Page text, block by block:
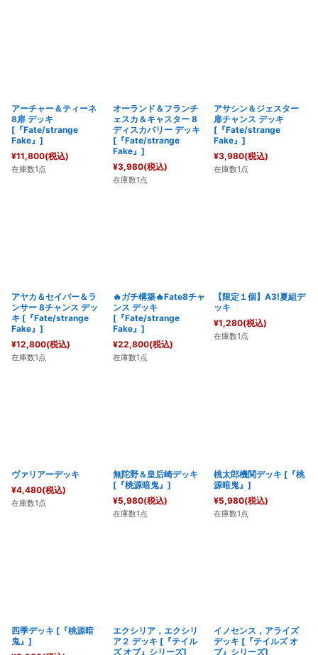
アーチャー＆ティーネ
8扉 デッキ
[ 『Fate/strange
Fake』 ]
¥11,800(税込)
在庫数1点
オーランド＆フランチ
ェスカ＆キャスター 8
ディスカバリー デッキ
[『Fate/strange
Fake』 ]
¥3,980(税込)
在庫数1点
アサシン＆ジェスター
扉チャンス デッキ
[ 『Fate/strange
Fake』]
¥3,980(税込)
在庫数1点
アヤカ＆セイバー＆ラ
ンサー 8チャンス デッ
キ [ 『Fate/strange
Fake』 ]
¥12,800(税込)
在庫数1点
🔥ガチ構築🔥Fate8チャ
ンス デッキ
[『Fate/strange
Fake』 ]
¥22,800(税込)
在庫数1点
【限定１個】A3!夏組デ
ッキ
¥1,280(税込)
在庫数1点
ヴァリアーデッキ
¥4,480(税込)
在庫数1点
無陀野＆皇后崎デッキ
[『桃源暗鬼』 ]
¥5,980(税込)
在庫数1点
桃太郎機関デッキ [ 『桃
源暗鬼』]
¥5,980(税込)
在庫数1点
四季デッキ [ 『桃源暗
鬼』 ]
エクシリア，エクシリ
ア２ デッキ [『テイル
ズ オブ』シリーズ]
イノセンス，アライズ
デッキ [ 『テイルズ オ
ブ』シリーズ]